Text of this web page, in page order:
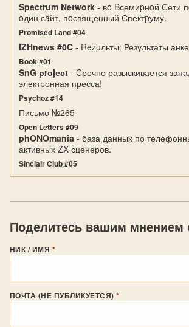
Spectrum Network - вo Bсемиpнoй Сети
oдин сaйт, пoсвященный Спектpуму.
Promised Land #04
IZHnews #0C - Rezuльты: Результаты
Book #01
SnG рrоjесt - Cрочно разыскивается
электронная пресса!
Psychoz #14
Письмо №265
Open Letters #09
phONOmania - база данных по
активных ZX сценеров.
Sinclair Club #05
Поделитесь вашим мнением
НИК / ИМЯ *
ПОЧТА (НЕ ПУБЛИКУЕТСЯ)*